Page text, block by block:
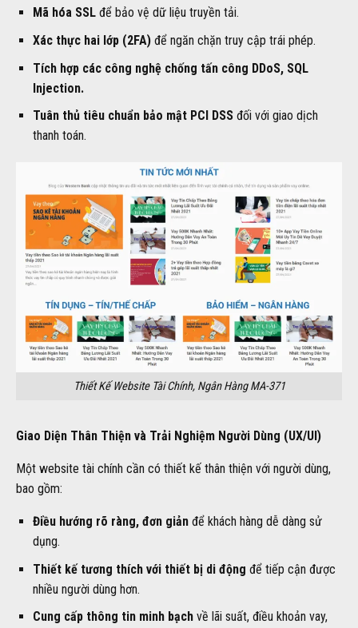
Mã hóa SSLđể bảo vệ dữ liệu truyền tải.
Xác thực hai lớp (2FA)để ngăn chặn truy cập trái phép.
Tích hợp các công nghệ chống tấn công DDoS, SQL
Injection.
Tuân thủ tiêu chuẩn bảo mật PCI DSSđối với giao dịch
thanh toán.
Thiết Kế Website Tài Chính, Ngân Hàng MA-371
Giao Diện Thân Thiện và Trải Nghiệm Người Dùng (UX/UI)
Một website tài chính cần có thiết kế thân thiện với người dùng,
bao gồm:
Điều hướng rõ ràng, đơn giảnđể khách hàng dễ dàng sử
dụng.
Thiết kế tương thích với thiết bị di động để tiếp cận được
nhiều người dùng hơn.
Cung cấp thông tin minh bạchvề lãi suất, điều khoản vay,